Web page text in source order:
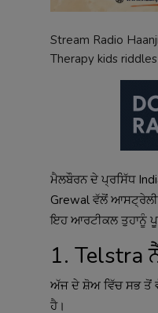
Stream Radio
Therapy kids
ਮੈਲਬੌਰਨ ਦੇ ਪ੍ਰਸਿੱਧ
Grewal ਵੱਲੋਂ
ਇਹ ਆਰਟੀਕਲ ਤੁਹਾਨੂੰ
1.
ਅੱਜ ਦੇ ਸ਼ੋਅ ਵਿੱਚ ਸਭ ਤੋਂ
ਹੈ।